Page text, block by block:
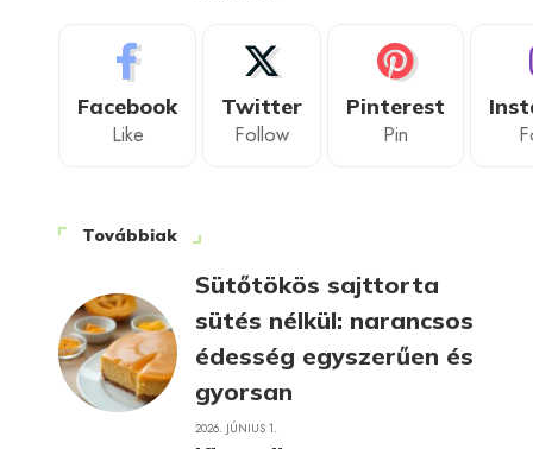
Facebook
Like
Twitter
Follow
Pinterest
Pin
Továbbiak
Sütőtökös sajttorta
sütés nélkül: narancsos
édesség egyszerűen és
gyorsan
2026. JÚNIUS 1.